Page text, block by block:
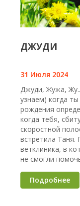
ДЖУДИ
31 Июля 2024
Джуди, Жужа,
узнаем) когда
рождения
когда тебя,
скоростной
встретила
ветклиника, в
не смогли
Подробнее